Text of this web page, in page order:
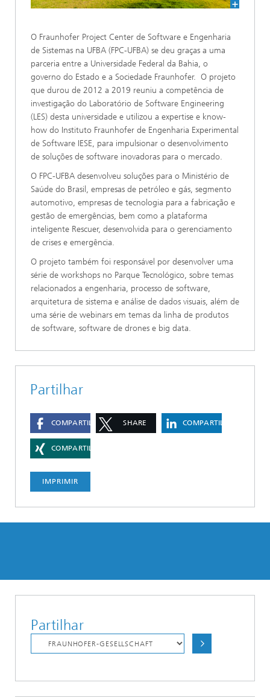
O Fraunhofer Project Center de Software e Engenharia
de Sistemas na UFBA (FPC-UFBA) se deu graças a uma
parceria entre a Universidade Federal da Bahia, o
governo do Estado e a Sociedade Fraunhofer. O projeto
que durou de 2012 a 2019 reuniu a competência de
investigação do Laboratório de Software Engineering
(LES) desta universidade e utilizou a expertise e know-
how do Instituto Fraunhofer de Engenharia Experimental
de Software IESE, para impulsionar o desenvolvimento
de soluções de software inovadoras para o mercado.
O FPC-UFBA desenvolveu soluções para o Ministério de
Saúde do Brasil, empresas de petróleo e gás, segmento
automotivo, empresas de tecnologia para a fabricação e
gestão de emergências, bem como a plataforma
inteligente Rescuer, desenvolvida para o gerenciamento
de crises e emergência.
O projeto também foi responsável por desenvolver uma
série de workshops no Parque Tecnológico, sobre temas
relacionados a engenharia, processo de software,
arquitetura de sistema e análise de dados visuais, além de
uma série de webinars em temas da linha de produtos
de software, software de drones e big data.
Partilhar
COMPARTILHAR SHARE COMPARTILHAR
COMPARTILHAR
IMPRIMIR
Partilhar